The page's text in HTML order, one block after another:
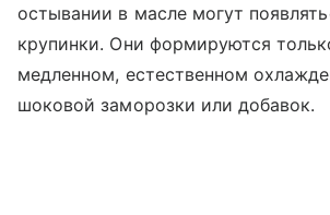
остывании в масле могут
крупинки. Они формируются
медленном, естественном
шоковой заморозки или добавок.